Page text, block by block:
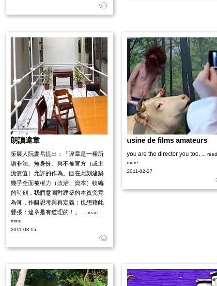
朗讀違章
策展人阮慶岳提出：「違章是一種所
謂非法、無身份、與不被官方（或主
流價值）允許的作為。但在此刻建築
幾乎全面被權力（政治、資本）收編
的時刻，我們意圖對建築的本質究竟
為何，作個思考與再定義；也想藉此
聲張：違章是有道理的！」
... read
more
2011-03-15
usine de films amateurs
you are the director you too.
... read
more
2011-02-27